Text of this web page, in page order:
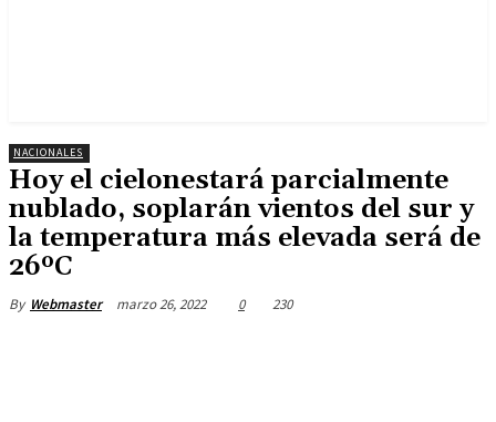
NACIONALES
Hoy el cielonestará parcialmente
nublado, soplarán vientos del sur y
la temperatura más elevada será de
26ºC
By Webmaster marzo 26, 2022 0 230